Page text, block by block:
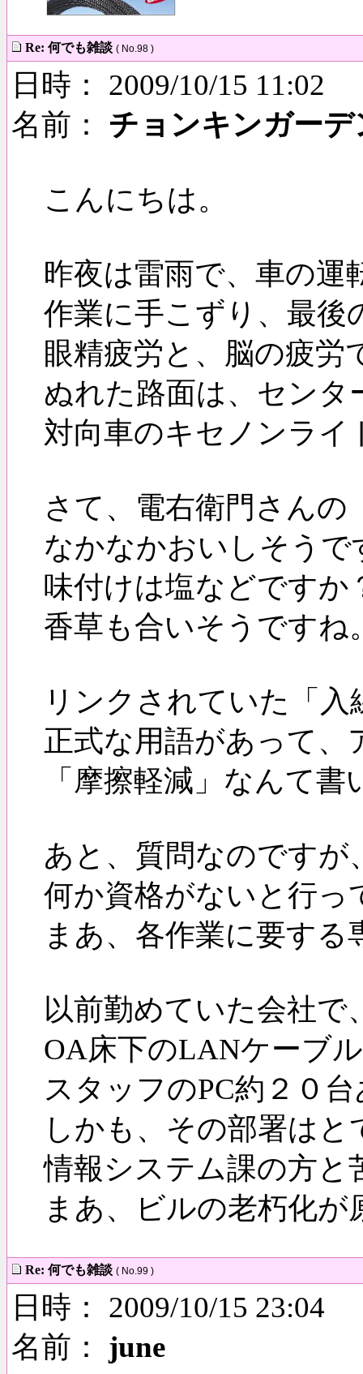
Re: 何でも雑談 ( No.98 )
日時： 2009/10/15 11:02
名前： チョンキンガーデ
こんにちは。
昨夜は雷雨で、車の運
作業に手こずり、最後
眼精疲労と、脳の疲労
ぬれた路面は、セン
対向車のキセノンライ
さて、電右衛門さんの
なかなかおいしそうで
味付けは塩などです
香草も合いそうですね
リンクされていた「
正式な用語があって、
「摩擦軽減」なんて
あと、質問なのですが
何か資格がないと行
まあ、各作業に要す
以前勤めていた会社で
OA床下のLANケーブ
スタッフのPC約２０
しかも、その部署は
情報システム課の方と
まあ、ビルの老朽化
Re: 何でも雑談 ( No.99 )
日時： 2009/10/15 23:04
名前： june